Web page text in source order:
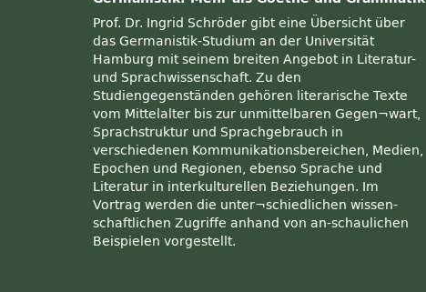
Prof. Dr. Ingrid Schröder gibt eine Übersicht über
das Germanistik-Studium an der Universität
Hamburg mit seinem breiten Angebot in Literatur-
und Sprachwissenschaft. Zu den
Studiengegenständen gehören literarische Texte
vom Mittelalter bis zur unmittelbaren Gegen¬wart,
Sprachstruktur und Sprachgebrauch in
verschiedenen Kommunikationsbereichen, Medien,
Epochen und Regionen, ebenso Sprache und
Literatur in interkulturellen Beziehungen. Im
Vortrag werden die unter¬schiedlichen wissen-
schaftlichen Zugriffe anhand von an-schaulichen
Beispielen vorgestellt.